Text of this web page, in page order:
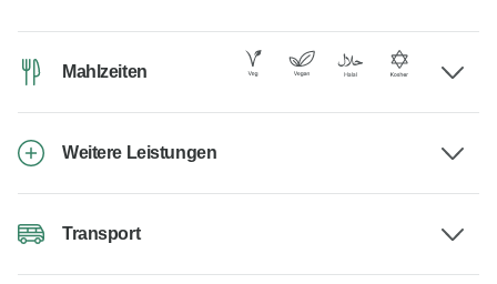
Mahlzeiten
Weitere Leistungen
Transport